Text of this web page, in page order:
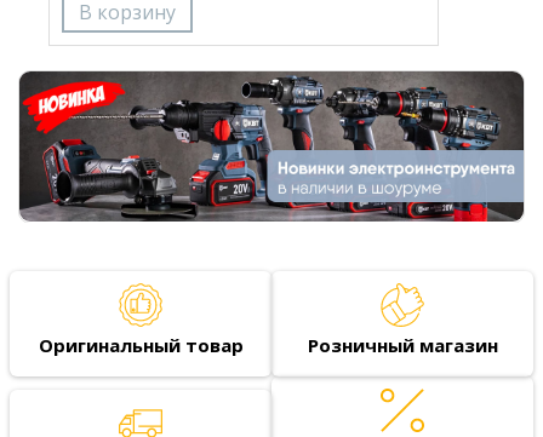
Оригинальный товар Розничный магазин